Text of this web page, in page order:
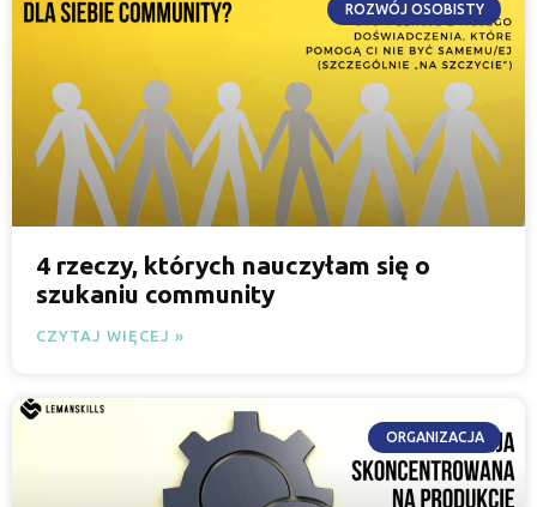
ROZWÓJ OSOBISTY
4 rzeczy, których nauczyłam się o
szukaniu community
CZYTAJ WIĘCEJ »
ORGANIZACJA